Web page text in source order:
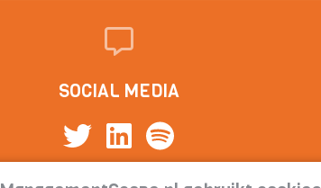
SOCIAL MEDIA